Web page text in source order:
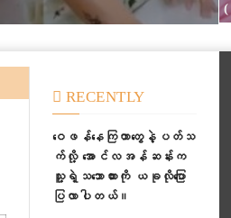
RECENTLY
ဝေဖန်နေကြတာတွေနဲ့ပတ်သ
က်လို့ အောင်လအန်ဆန်းက
သူ့ရဲ့သဘောထားကို ယခုလိုပြော
ပြလာပါတယ်။